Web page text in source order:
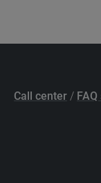
Call center /